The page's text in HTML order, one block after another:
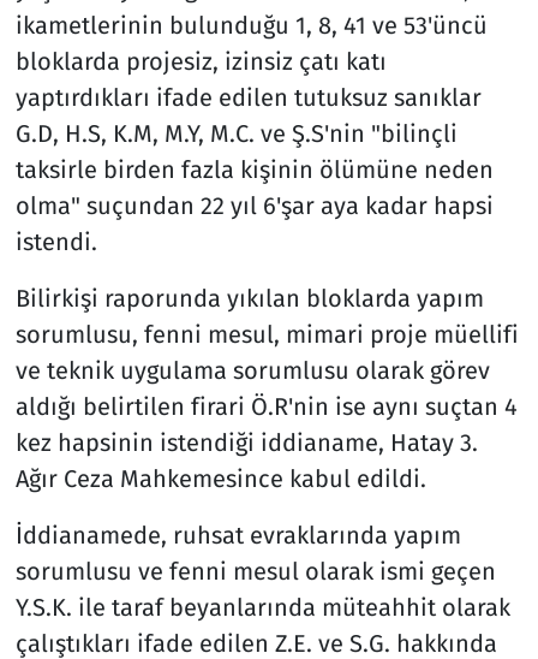
ikametlerinin bulunduğu 1, 8, 41 ve 53'üncü
bloklarda projesiz, izinsiz çatı katı
yaptırdıkları ifade edilen tutuksuz sanıklar
G.D, H.S, K.M, M.Y, M.C. ve Ş.S'nin "bilinçli
taksirle birden fazla kişinin ölümüne neden
olma" suçundan 22 yıl 6'şar aya kadar hapsi
istendi.
Bilirkişi raporunda yıkılan bloklarda yapım
sorumlusu, fenni mesul, mimari proje müellifi
ve teknik uygulama sorumlusu olarak görev
aldığı belirtilen firari Ö.R'nin ise aynı suçtan 4
kez hapsinin istendiği iddianame, Hatay 3.
Ağır Ceza Mahkemesince kabul edildi.
İddianamede, ruhsat evraklarında yapım
sorumlusu ve fenni mesul olarak ismi geçen
Y.S.K. ile taraf beyanlarında müteahhit olarak
çalıştıkları ifade edilen Z.E. ve S.G. hakkında